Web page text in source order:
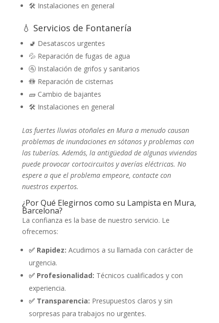
🛠️ Instalaciones en general
💧 Servicios de Fontanería
🚽 Desatascos urgentes
💦 Reparación de fugas de agua
🚰 Instalación de grifos y sanitarios
🚻 Reparación de cisternas
🧱 Cambio de bajantes
🛠️ Instalaciones en general
Las fuertes lluvias otoñales en Mura a menudo causan
problemas de inundaciones en sótanos y problemas con
las tuberías. Además, la antigüedad de algunas viviendas
puede provocar cortocircuitos y averías eléctricas. No
espere a que el problema empeore, contacte con
nuestros expertos.
¿Por Qué Elegirnos como su Lampista en Mura,
Barcelona?
La confianza es la base de nuestro servicio. Le
ofrecemos:
✅ Rapidez: Acudimos a su llamada con carácter de
urgencia.
✅ Profesionalidad: Técnicos cualificados y con
experiencia.
✅ Transparencia: Presupuestos claros y sin
sorpresas para trabajos no urgentes.